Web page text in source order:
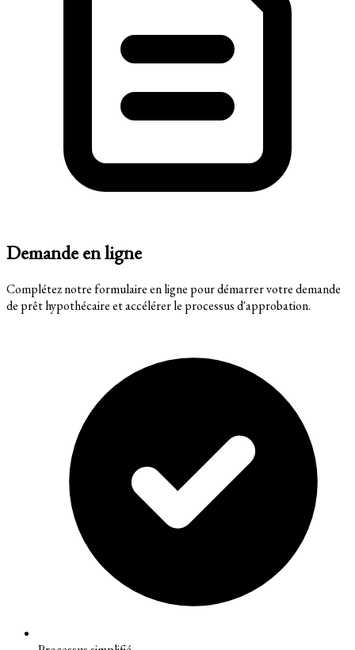
Demande en ligne
Complétez notre formulaire en ligne pour démarrer votre demande
de prêt hypothécaire et accélérer le processus d'approbation.